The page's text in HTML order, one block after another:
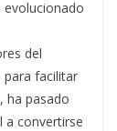
evolucionado
del
para facilitar
ha pasado
a convertirse